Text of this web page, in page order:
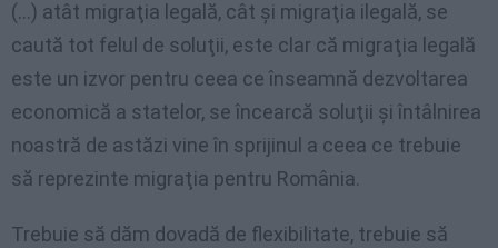
(…) atât migraţia legală, cât şi migraţia ilegală, se
caută tot felul de soluţii, este clar că migraţia legală
este un izvor pentru ceea ce înseamnă dezvoltarea
economică a statelor, se încearcă soluţii şi întâlnirea
noastră de astăzi vine în sprijinul a ceea ce trebuie
să reprezinte migraţia pentru România.
Trebuie să dăm dovadă de flexibilitate, trebuie să